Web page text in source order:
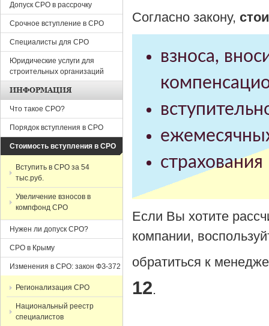
Согласно закону,
взноса,
Если Вы хотите
компании,
обратиться к
12.
Допуск СРО в рассрочку
Срочное вступление в СРО
Специалисты для СРО
Юридические услуги для
строительных организаций
ИНФОРМАЦИЯ
Что такое СРО?
Порядок вступления в СРО
Стоимость вступления в СРО
Вступить в СРО за 54
тыс.руб.
Увеличение взносов в
компфонд СРО
Нужен ли допуск СРО?
СРО в Крыму
Изменения в СРО: закон ФЗ-372
Регионализация СРО
Национальный реестр
специалистов